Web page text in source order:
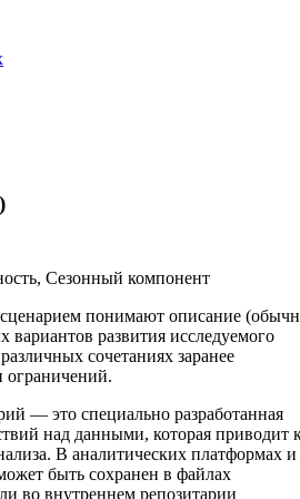
Сезонный компонент
понимают описание
вариантов развития исследуемого
сочетаниях заранее
ограничений.
— это специально разработанная
над данными, которая приводит
В аналитических платформах и
быть сохранен в файлах
во внутреннем репозитарии